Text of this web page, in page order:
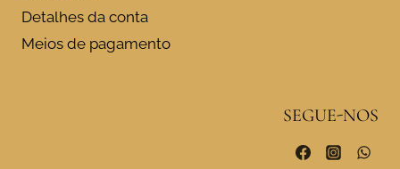
Detalhes da conta
Meios de pagamento
SEGUE-NOS